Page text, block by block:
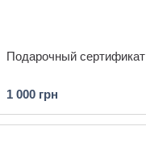
Подарочный сертификат
1 000 грн